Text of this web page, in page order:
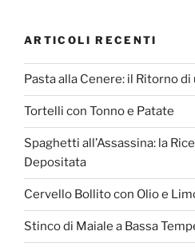
ARTICOLI RECENTI
Pasta alla Cenere: il Ritorno
Tortelli con Tonno e Patate
Spaghetti all’Assassina: la
Depositata
Cervello Bollito con Olio e
Stinco di Maiale a Bassa